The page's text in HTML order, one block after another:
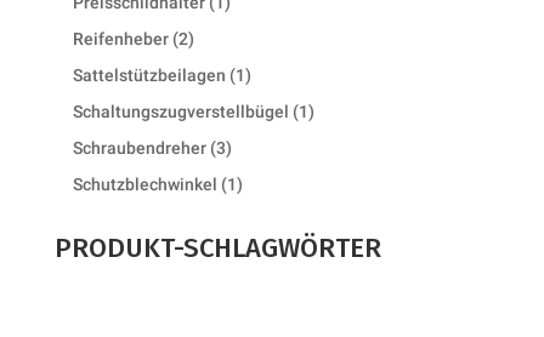
Reifenheber 22
products
Sattelstützbeilagen 11
product
Schaltungszugverstellbügel 11
Schraubendreher 33
products
Schutzblechwinkel 11
PRODUKT-SCHLAGWÖRTER